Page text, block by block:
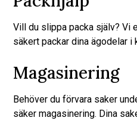
Vill du slippa packa själv? Vi
säkert packar dina ägodelar i
Magasinering
Behöver du förvara saker
säker magasinering. Dina